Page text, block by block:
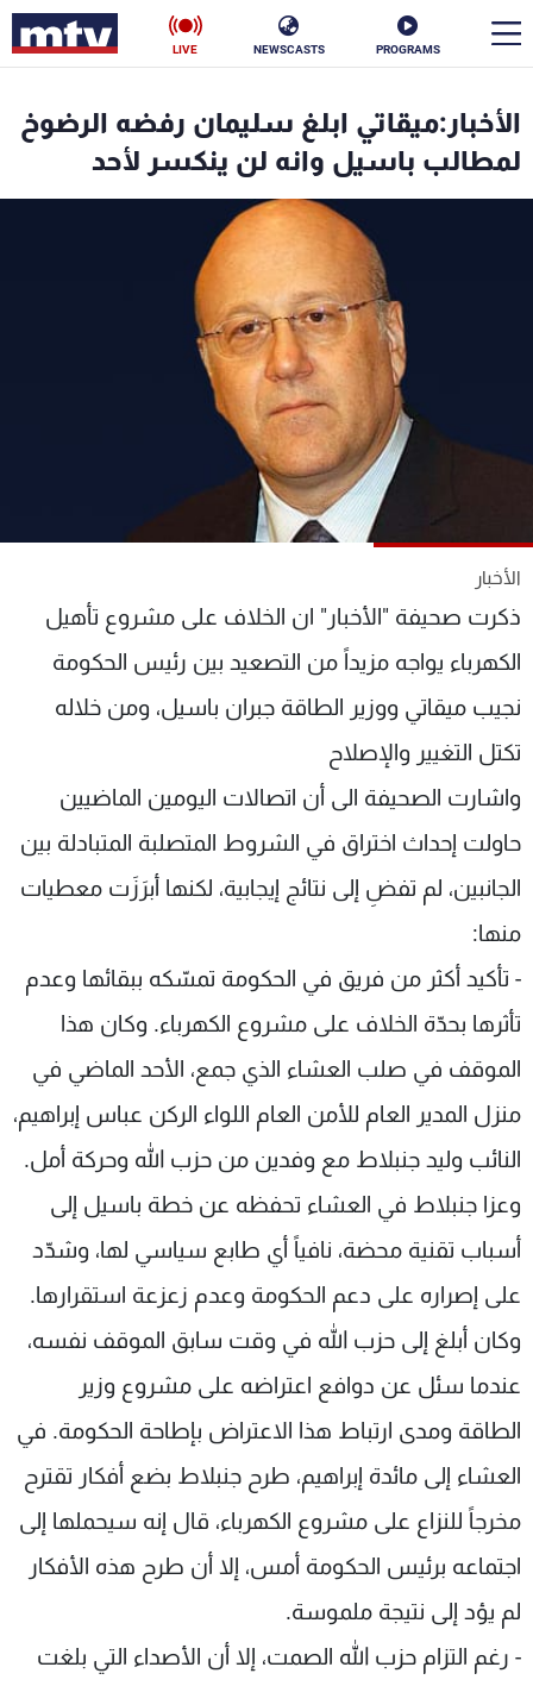
PROGRAMS
NEWSCASTS
LIVE
الأخبار:ميقاتي ابلغ سليمان رفضه الرضوخ
لمطالب باسيل وانه لن ينكسر لأحد
الأخبار
ذكرت صحيفة "الأخبار" ان الخلاف على مشروع تأهيل
الكهرباء يواجه مزيداً من التصعيد بين رئيس الحكومة
نجيب ميقاتي ووزير الطاقة جبران باسيل، ومن خلاله
تكتل التغيير والإصلاح
واشارت الصحيفة الى أن اتصالات اليومين الماضيين
حاولت إحداث اختراق في الشروط المتصلبة المتبادلة بين
الجانبين، لم تفضِ إلى نتائج إيجابية، لكنها أبرَزَت معطيات
منها:
- تأكيد أكثر من فريق في الحكومة تمسّكه ببقائها وعدم
تأثرها بحدّة الخلاف على مشروع الكهرباء. وكان هذا
الموقف في صلب العشاء الذي جمع، الأحد الماضي في
منزل المدير العام للأمن العام اللواء الركن عباس إبراهيم،
النائب وليد جنبلاط مع وفدين من حزب الله وحركة أمل.
وعزا جنبلاط في العشاء تحفظه عن خطة باسيل إلى
أسباب تقنية محضة، نافياً أي طابع سياسي لها، وشدّد
على إصراره على دعم الحكومة وعدم زعزعة استقرارها.
وكان أبلغ إلى حزب الله في وقت سابق الموقف نفسه،
عندما سئل عن دوافع اعتراضه على مشروع وزير
الطاقة ومدى ارتباط هذا الاعتراض بإطاحة الحكومة. في
العشاء إلى مائدة إبراهيم، طرح جنبلاط بضع أفكار تقترح
مخرجاً للنزاع على مشروع الكهرباء، قال إنه سيحملها إلى
اجتماعه برئيس الحكومة أمس، إلا أن طرح هذه الأفكار
لم يؤد إلى نتيجة ملموسة.
- رغم التزام حزب الله الصمت، إلا أن الأصداء التي بلغت
الأخبار
ناس
رياضة
الترددات
عن MTV
لاعلاناتكم
وظائف
شروط الإسـتخدام